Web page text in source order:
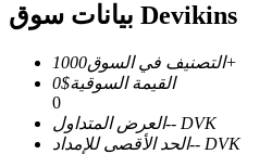
TradFi
والمعادن الثمينة والسلع
بيانات سوق Devikins
التصنيف في السوق1000+
القيمة السوقية$
0
0
العرض المتداول-- DVK
الحد الأقصى للإمداد-- DVK